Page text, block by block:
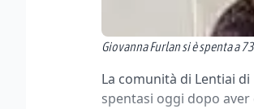
Giovanna Furlan si è spenta a
La comunità di Lentiai
spentasi oggi dopo